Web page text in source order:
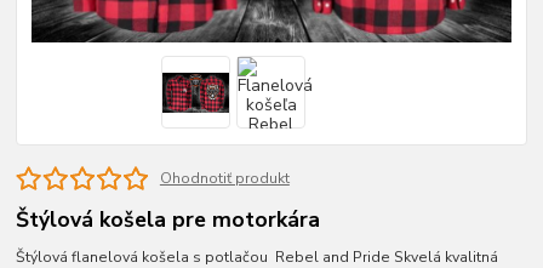
Ohodnotiť produkt
Štýlová košela pre motorkára
Štýlová flanelová košela s potlačou Rebel and Pride Skvelá kvalitná